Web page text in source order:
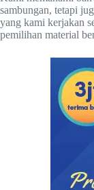
sambungan, tetapi
yang kami kerjakan
pemilihan material